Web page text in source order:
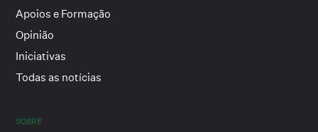
Apoios e Formação
Opinião
Iniciativas
Todas as notícias
SOBRE